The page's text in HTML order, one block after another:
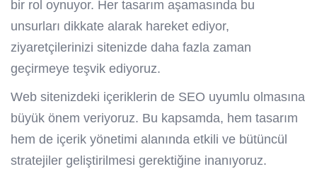
bir rol oynuyor. Her tasarım aşamasında bu
unsurları dikkate alarak hareket ediyor,
ziyaretçilerinizi sitenizde daha fazla zaman
geçirmeye teşvik ediyoruz.
Web sitenizdeki içeriklerin de SEO uyumlu olmasına
büyük önem veriyoruz. Bu kapsamda, hem tasarım
hem de içerik yönetimi alanında etkili ve bütüncül
stratejiler geliştirilmesi gerektiğine inanıyoruz.